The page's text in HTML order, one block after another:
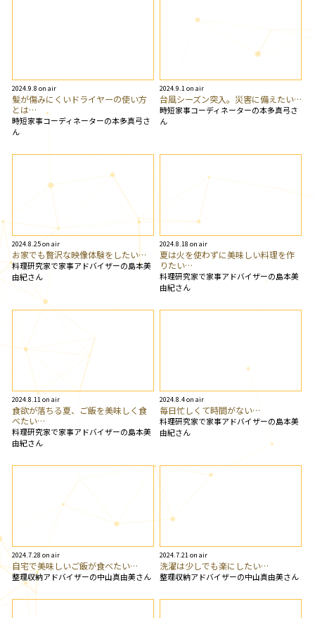
2024.9.8 on air
髪が傷みにくいドライヤーの使い方
とは…
時短家事コーディネーターの本多真弓さ
ん
2024.9.1 on air
台風シーズン突入。災害に備えたい…
時短家事コーディネーターの本多真弓さ
ん
2024.8.25 on air
お家でも贅沢な映像体験をしたい…
料理研究家で家事アドバイザーの島本美
由紀さん
2024.8.18 on air
夏は火を使わずに美味しい料理を作
りたい…
料理研究家で家事アドバイザーの島本美
由紀さん
2024.8.11 on air
食欲が落ちる夏、ご飯を美味しく食
べたい…
料理研究家で家事アドバイザーの島本美
由紀さん
2024.8.4 on air
毎日忙しくて時間がない…
料理研究家で家事アドバイザーの島本美
由紀さん
2024.7.28 on air
自宅で美味しいご飯が食べたい…
整理収納アドバイザーの中山真由美さん
2024.7.21 on air
洗濯は少しでも楽にしたい…
整理収納アドバイザーの中山真由美さん